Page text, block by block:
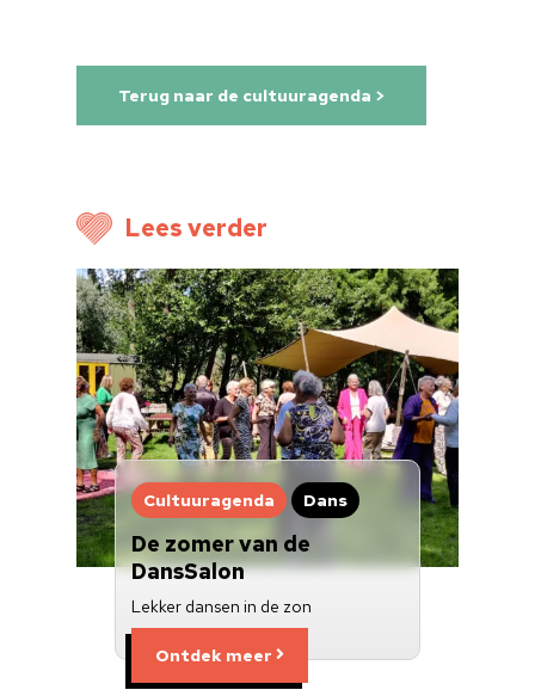
Terug naar de cultuuragenda >
Lees verder
Cultuuragenda Dans
De zomer van de
DansSalon
Lekker dansen in de zon
Ontdek meer
Home
Over ons
Nieuwsbrief
Doneren